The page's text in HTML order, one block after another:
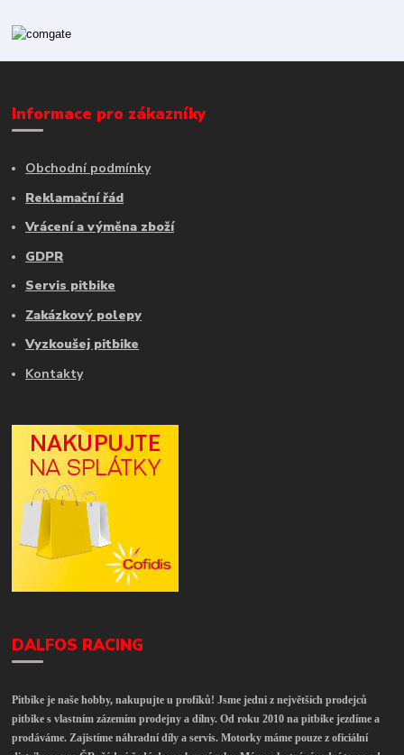
Informace pro zákazníky
Obchodní podmínky
Reklamační řád
Vrácení a výměna zboží
GDPR
Servis pitbike
Zakázkový polepy
Vyzkoušej pitbike
Kontakty
DALFOS RACING
Pitbike je naše hobby, nakupujte u profíků! Jsme jedni z největších prodejců
pitbike s vlastním zázemím prodejny a dílny. Od roku 2010 na pitbike jezdíme a
prodáváme. Zajistíme náhradní díly a servis. Motorky máme pouze z oficiální